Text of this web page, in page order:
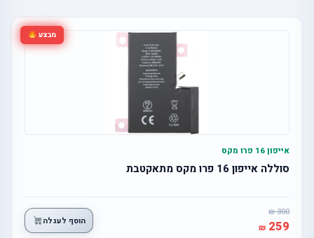
מבצע
אייפון 16 פרו מקס
סוללה אייפון 16 פרו מקס מתאקטבת
300
259 הוסף לעגלה